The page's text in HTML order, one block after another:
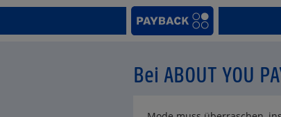
Bei ABOUT YOU